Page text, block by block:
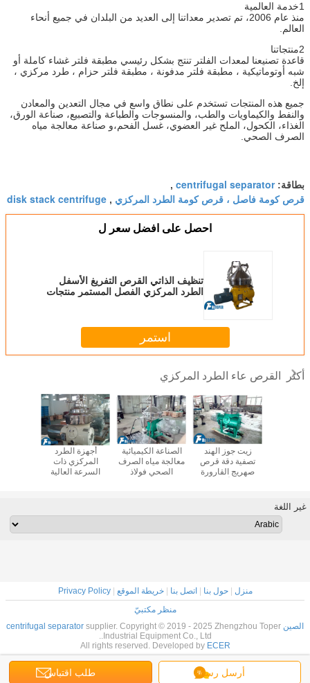
1خدمة العالمية
منذ عام 2006، تم تصدير معداتنا إلى العديد من البلدان في جميع أنحاء
العالم.
2منتجاتنا
قاعدة تصنيعنا لمعدات الفلتر تنتج بشكل رئيسي مطبقة فلتر غشاء كاملة أو
شبه أوتوماتيكية ، مطبقة فلتر مدفونة ، مطبقة فلتر حزام ، طرد مركزي ،
إلخ.
جميع هذه المنتجات تستخدم على نطاق واسع في مجال التعدين والمعادن
والنفط والكيماويات والطب، والمنسوجات والطباعة والتصبيع، صناعة الورق،
الغذاء، الكحول، الملح غير العضوي، غسل الفحم،و صناعة معالجة مياه
الصرف الصحي.
بطاقة:centrifugal separator
,
قرص كومة فاصل ، قرص كومة الطرد المركزي ,
disk stack centrifuge
احصل على افضل سعر ل
تنظيف الذاتي القرص التفريغ الأسفل
الطرد المركزي الفصل المستمر منتجات
استمر
أكثر القرص عاء الطرد المركزي
أجهزة الطرد
المركزي ذات
السرعة العالية
الصناعة الكيميائية
معالجة مياه الصرف
الصحي فولاذ
التلقائي
زيت جوز الهند
تصفية دقة قرص
صهريج القارورة
للصدأ
الأغذية
أرسل رسالة طلب اقتباس
غير اللغة
منزل |حول بنا اتصل بنا |خريطة الموقع |
Privacy Policy
منظر مكتبيّ
الصين centrifugal separator supplier. Copyright © 2019 - 2025 Zhengzhou Toper
Industrial Equipment Co., Ltd..
All rights reserved. Developed by ECER